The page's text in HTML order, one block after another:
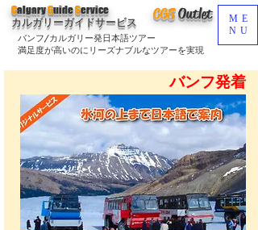
CGSOutlet
バンフ/カルガリー発日本語ツアー
満足度が高いのにリーズナブルなツアーを実現
CalgaryGuideService
カルガリーガイドサービス
ME
NU
バンフ発着